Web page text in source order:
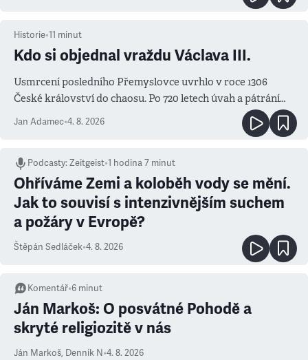
Historie•11 minut
Kdo si objednal vraždu Václava III.
Usmrcení posledního Přemyslovce uvrhlo v roce 1306
České království do chaosu. Po 720 letech úvah a pátrání
Jan Adamec•4. 8. 2026
Podcasty:Zeitgeist•1 hodina 7 minut
Ohříváme Zemi a koloběh vody se mění.
Jak to souvisí s intenzivnějším suchem
a požáry v Evropě?
Štěpán Sedláček•4. 8. 2026
Komentář•6 minut
Ján Markoš: O posvátné Pohodě a
skryté religiozitě v nás
Ján Markoš, Denník N•4. 8. 2026